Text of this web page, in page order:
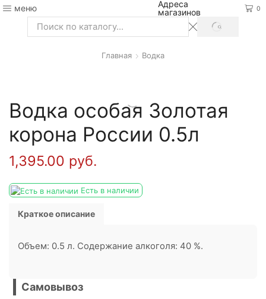
меню
Адреса
магазинов
0
Search
SEARCH
Главная Водка
Водка особая Золотая
корона России 0.5л
1,395.00 руб.
Есть в наличии
Краткое описание
Объем: 0.5 л. Содержание алкоголя: 40 %.
Самовывоз